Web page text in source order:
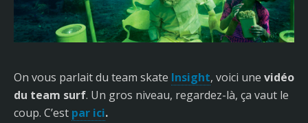
On vous parlait du team skate Insight, voici une vidéo
du team surf. Un gros niveau, regardez-là, ça vaut le
coup. C’est par ici.